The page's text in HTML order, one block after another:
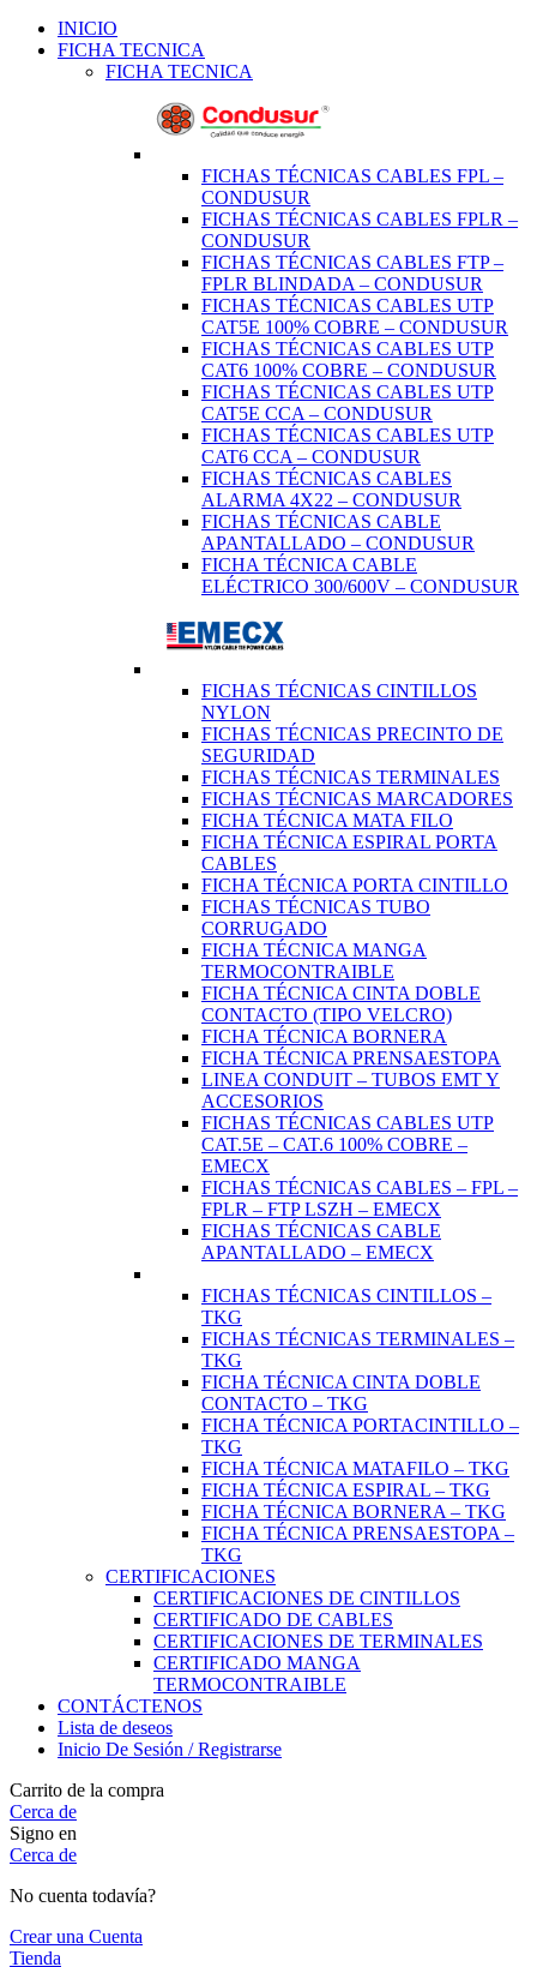
INICIO
FICHA TECNICA
FICHA TECNICA
FICHAS TÉCNICAS CABLES FPL –
CONDUSUR
FICHAS TÉCNICAS CABLES FPLR –
CONDUSUR
FICHAS TÉCNICAS CABLES FTP –
FPLR BLINDADA – CONDUSUR
FICHAS TÉCNICAS CABLES UTP
CAT5E 100% COBRE – CONDUSUR
FICHAS TÉCNICAS CABLES UTP
CAT6 100% COBRE – CONDUSUR
FICHAS TÉCNICAS CABLES UTP
CAT5E CCA – CONDUSUR
FICHAS TÉCNICAS CABLES UTP
CAT6 CCA – CONDUSUR
FICHAS TÉCNICAS CABLES
ALARMA 4X22 – CONDUSUR
FICHAS TÉCNICAS CABLE
APANTALLADO – CONDUSUR
FICHA TÉCNICA CABLE
ELÉCTRICO 300/600V – CONDUSUR
FICHAS TÉCNICAS CINTILLOS
NYLON
FICHAS TÉCNICAS PRECINTO DE
SEGURIDAD
FICHAS TÉCNICAS TERMINALES
FICHAS TÉCNICAS MARCADORES
FICHA TÉCNICA MATA FILO
FICHA TÉCNICA ESPIRAL PORTA
CABLES
FICHA TÉCNICA PORTA CINTILLO
FICHAS TÉCNICAS TUBO
CORRUGADO
FICHA TÉCNICA MANGA
TERMOCONTRAIBLE
FICHA TÉCNICA CINTA DOBLE
CONTACTO (TIPO VELCRO)
FICHA TÉCNICA BORNERA
FICHA TÉCNICA PRENSAESTOPA
LINEA CONDUIT – TUBOS EMT Y
ACCESORIOS
FICHAS TÉCNICAS CABLES UTP
CAT.5E – CAT.6 100% COBRE –
EMECX
FICHAS TÉCNICAS CABLES – FPL –
FPLR – FTP LSZH – EMECX
FICHAS TÉCNICAS CABLE
APANTALLADO – EMECX
FICHAS TÉCNICAS CINTILLOS –
TKG
FICHAS TÉCNICAS TERMINALES –
TKG
FICHA TÉCNICA CINTA DOBLE
CONTACTO – TKG
FICHA TÉCNICA PORTACINTILLO –
TKG
FICHA TÉCNICA MATAFILO – TKG
FICHA TÉCNICA ESPIRAL – TKG
FICHA TÉCNICA BORNERA – TKG
FICHA TÉCNICA PRENSAESTOPA –
TKG
CERTIFICACIONES
CERTIFICACIONES DE CINTILLOS
CERTIFICADO DE CABLES
CERTIFICACIONES DE TERMINALES
CERTIFICADO MANGA
TERMOCONTRAIBLE
CONTÁCTENOS
Lista de deseos
Inicio De Sesión / Registrarse
Carrito de la compra
Cerca de
Signo en
Cerca de
No cuenta todavía?
Crear una Cuenta
Tienda